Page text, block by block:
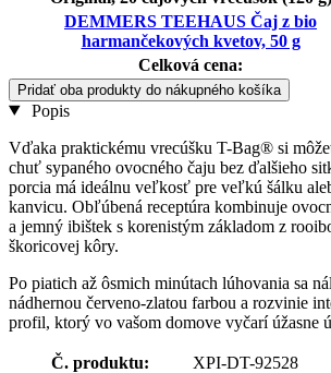
DEMMERS TEEHAUS Čaj z bio
harmančekových kvetov, 50 g
Celková cena:
Pridať oba produkty do nákupného košíka
Popis
Vďaka praktickému vrecúšku T-Bag® si
chuť sypaného ovocného čaju bez ďalšieho
porcia má ideálnu veľkosť pre veľkú šálku
kanvicu. Obľúbená receptúra kombinuje
a jemný ibištek s korenistým základom z
škoricovej kôry.
Po piatich až ôsmich minútach lúhovania sa
nádhernou červeno-zlatou farbou a rozvinie
profil, ktorý vo vašom domove vyčarí úžasne
Č. produktu:
XPI-DT-92528